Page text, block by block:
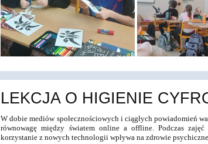
LEKCJA O HIGIENIE
W dobie mediów społecznościowych i ciągłych powiadomień
równowagę między światem online a offline. Podczas
korzystanie z nowych technologii wpływa na zdrowie psychiczne.